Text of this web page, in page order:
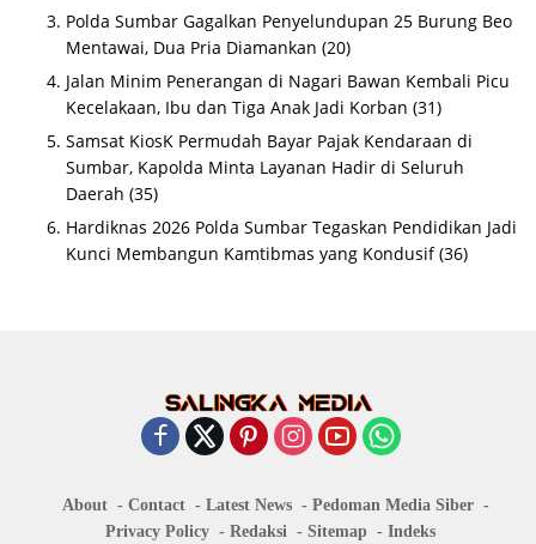
Polda Sumbar Gagalkan Penyelundupan 25 Burung Beo
Mentawai, Dua Pria Diamankan (20)
Jalan Minim Penerangan di Nagari Bawan Kembali Picu
Kecelakaan, Ibu dan Tiga Anak Jadi Korban (31)
Samsat KiosK Permudah Bayar Pajak Kendaraan di
Sumbar, Kapolda Minta Layanan Hadir di Seluruh
Daerah (35)
Hardiknas 2026 Polda Sumbar Tegaskan Pendidikan Jadi
Kunci Membangun Kamtibmas yang Kondusif (36)
About Contact Latest News
Pedoman Media Siber
Privacy Policy
Redaksi Sitemap Indeks